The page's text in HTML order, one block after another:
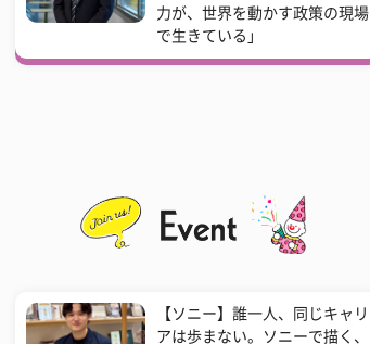
力が、世界を動かす政策の現場
で生きている」
【ソニー】誰一人、同じキャリ
アは歩まない。ソニーで描く、